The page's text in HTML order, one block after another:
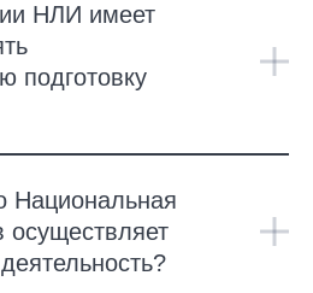
НЛИ имеет
подготовку
Национальная
осуществляет